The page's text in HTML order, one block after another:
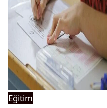
Eğitim